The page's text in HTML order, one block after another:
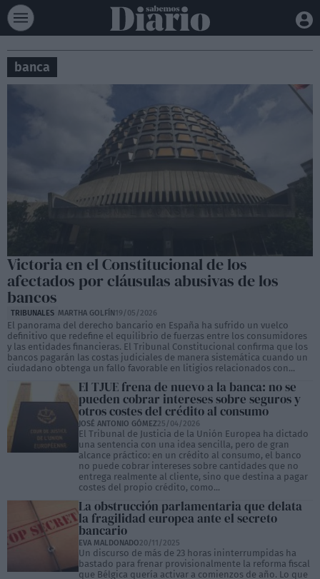
banca
Victoria en el Constitucional de los
afectados por cláusulas abusivas de los
bancos
TRIBUNALES MARTHA GOLFÍN19/05/2026
El panorama del derecho bancario en España ha sufrido un vuelco
definitivo que redefine el equilibrio de fuerzas entre los consumidores
y las entidades financieras. El Tribunal Constitucional confirma que los
bancos pagarán las costas judiciales de manera sistemática cuando un
ciudadano obtenga un fallo favorable en litigios relacionados con...
El TJUE frena de nuevo a la banca: no se
pueden cobrar intereses sobre seguros y
otros costes del crédito al consumo
JOSÉ ANTONIO GÓMEZ25/04/2026
El Tribunal de Justicia de la Unión Europea ha dictado
una sentencia con una idea sencilla, pero de gran
alcance práctico: en un crédito al consumo, el banco
no puede cobrar intereses sobre cantidades que no
entrega realmente al cliente, sino que destina a pagar
costes del propio crédito, como...
La obstrucción parlamentaria que delata
la fragilidad europea ante el secreto
bancario
EVA MALDONADO20/11/2025
Un discurso de más de 23 horas ininterrumpidas ha
bastado para frenar provisionalmente la reforma fiscal
que Bélgica quería activar a comienzos de año. Lo que